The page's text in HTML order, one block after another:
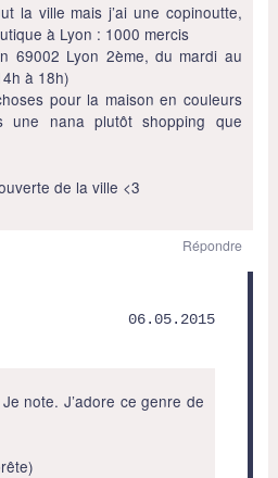
la ville mais j’ai une copinoutte,
à Lyon : 1000 mercis
69002 Lyon 2ème, du mardi au
à 18h)
pour la maison en couleurs
nana plutôt shopping que
de la ville <3
Répondre
06.05.2015
note. J’adore ce genre de